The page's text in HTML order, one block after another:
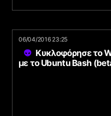
06/04/2016 23:25
Κυκλοφόρησε το
με το Ubuntu Bash